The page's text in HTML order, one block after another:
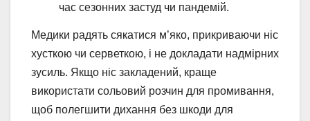
час сезонних застуд чи пандемій.
Медики радять сякатися м’яко, прикриваючи ніс
хусткою чи серветкою, і не докладати надмірних
зусиль. Якщо ніс закладений, краще
використати сольовий розчин для промивання,
щоб полегшити дихання без шкоди для